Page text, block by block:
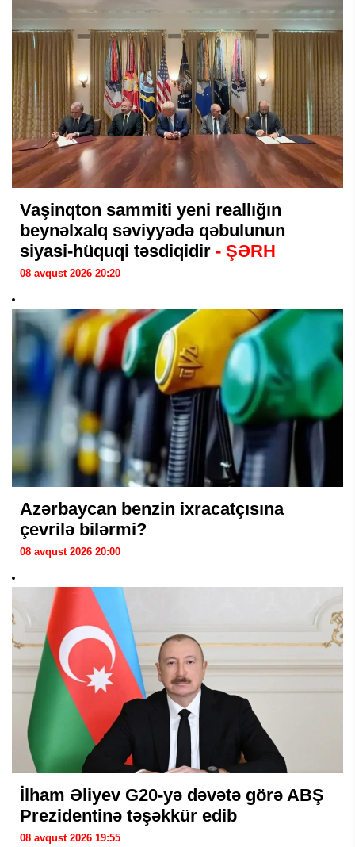
Vaşinqton sammiti yeni reallığın
beynəlxalq səviyyədə qəbulunun
siyasi-hüquqi təsdiqidir - ŞƏRH
08 avqust 2026 20:20
Azərbaycan benzin ixracatçısına
çevrilə bilərmi?
08 avqust 2026 20:00
İlham Əliyev G20-yə dəvətə görə ABŞ
Prezidentinə təşəkkür edib
08 avqust 2026 19:55